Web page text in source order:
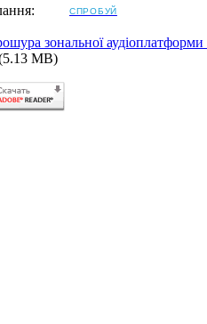
СПРОБУЙ
зональної аудіоплатформи
MB)